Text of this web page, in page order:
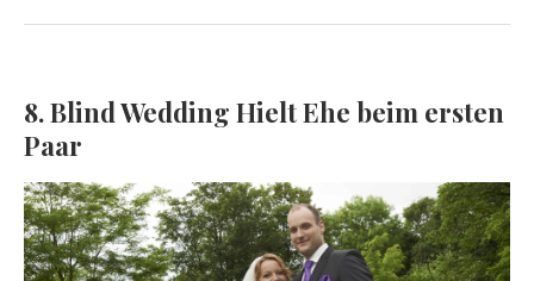
8. Blind Wedding Hielt Ehe beim ersten
Paar